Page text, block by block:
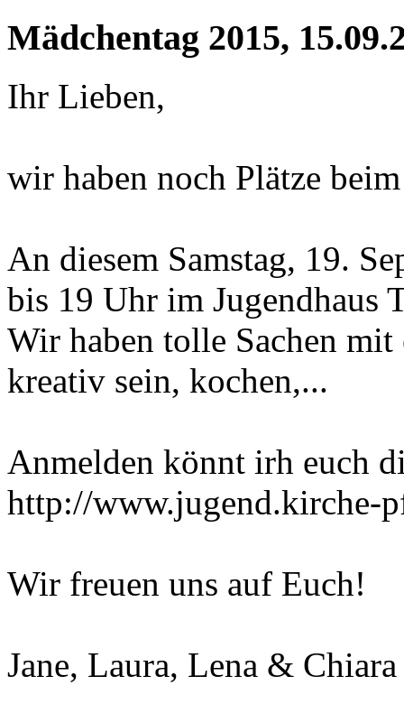
Mädchentag 2015,
Ihr Lieben,
wir haben noch Plätze
An diesem Samstag, 19.
bis 19 Uhr im Jugendhaus
Wir haben tolle Sachen
kreativ sein, kochen,...
Anmelden könnt irh euch
http://www.jugend.kirche-
Wir freuen uns auf Euch!
Jane, Laura, Lena & Chiara